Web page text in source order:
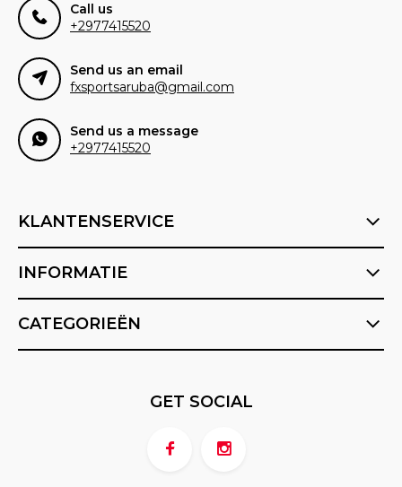
Call us
+2977415520
Send us an email
fxsportsaruba@gmail.com
Send us a message
+2977415520
KLANTENSERVICE
INFORMATIE
CATEGORIEËN
GET SOCIAL